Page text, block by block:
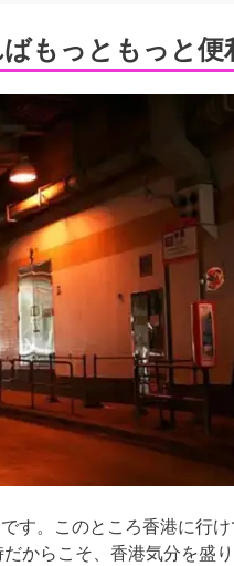
もっともっと便
す。このところ香港に行
からこそ、香港気分を盛